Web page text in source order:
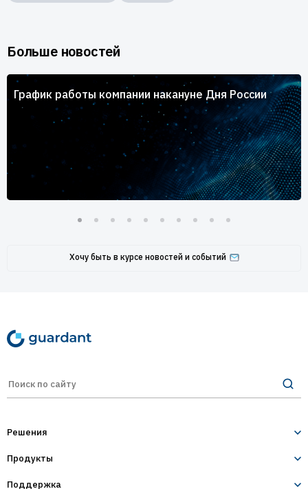
Больше новостей
График работы компании накануне Дня России
Хочу быть в курсе новостей и событий
Решения
Лицензирование и защита ПО
Продукты
Guardant Sign
Поддержка